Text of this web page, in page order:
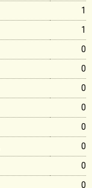
1
1
0
0
0
0
0
0
0
0